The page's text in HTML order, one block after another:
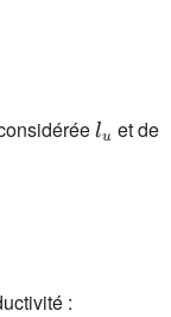
et de
: